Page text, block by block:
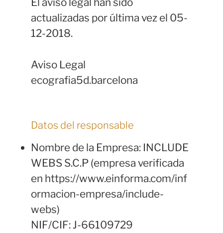
actualizadas por última vez el 05-
12-2018.
Aviso Legal
ecografia5d.barcelona
Datos del responsable
Nombre de la Empresa: INCLUDE
WEBS S.C.P (empresa verificada
en https://www.einforma.com/inf
ormacion-empresa/include-
webs)
NIF/CIF: J-66109729